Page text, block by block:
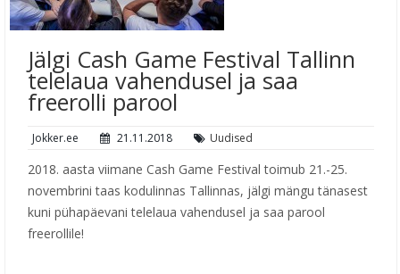
Jälgi Cash Game Festival Tallinn
telelaua vahendusel ja saa
freerolli parool
Jokker.ee 21.11.2018 Uudised
2018. aasta viimane Cash Game Festival toimub 21.-25.
novembrini taas kodulinnas Tallinnas, jälgi mängu tänasest
kuni pühapäevani telelaua vahendusel ja saa parool
freerollile!